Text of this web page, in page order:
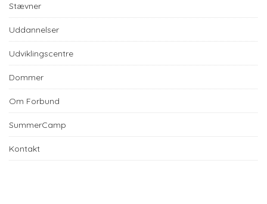
Stævner
Uddannelser
Udviklingscentre
Dommer
Om Forbund
SummerCamp
Kontakt